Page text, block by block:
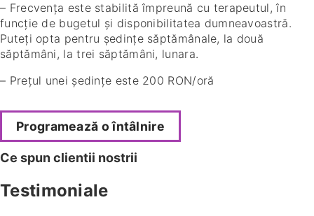
– Frecvența este stabilită împreună cu terapeutul, în
funcție de bugetul și disponibilitatea dumneavoastră.
Puteți opta pentru ședințe săptămânale, la două
săptămâni, la trei săptămâni, lunara.
– Prețul unei ședințe este 200 RON/oră
Programează o întâlnire
Ce spun clientii nostrii
Testimoniale